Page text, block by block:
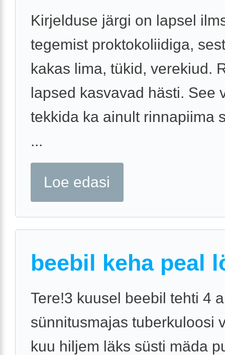
Kirjelduse järgi on lapsel
tegemist proktokoliidiga,
kakas lima, tükid, verekiud.
lapsed kasvavad hästi. See
tekkida ka ainult rinnapiima
...
Loe edasi
beebil keha peal
Tere!3 kuusel beebil tehti 4
sünnitusmajas tuberkuloosi
kuu hiljem läks süsti mäda